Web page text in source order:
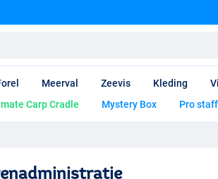
Meerval Zeevis Kleding
Carp Cradle Mystery Box Pro